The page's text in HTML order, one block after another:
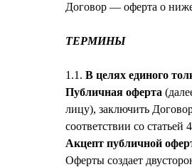
Договор — оферта о
ТЕРМИНЫ
1.1. В целях единого
Публичная оферта
лицу), заключить
соответствии со
Акцепт публичной
Оферты создает